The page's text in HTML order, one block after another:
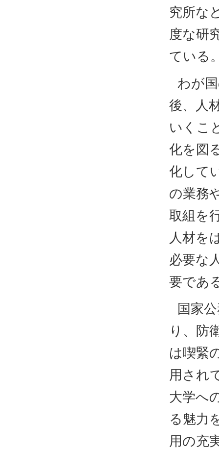
究所な
度な研
ている
わが
後、人
いくこ
化を図
化して
の業務
取組を
人材を
必要な
要であ
国家
り、防
は喫緊
用され
大学へ
る魅力
用の充